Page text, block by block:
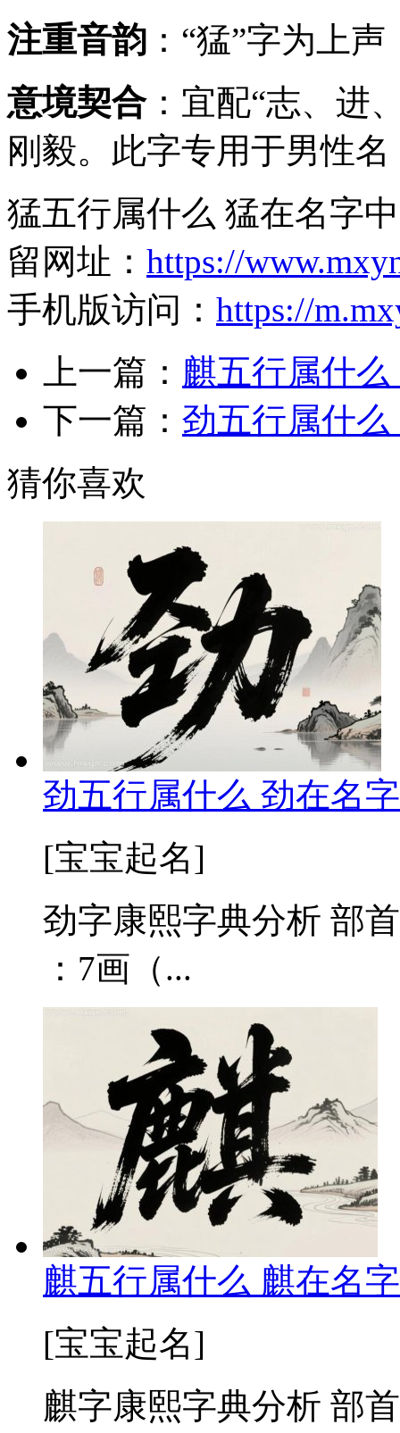
注重音韵 ：“猛”字为上
意境契合：宜配“志、进
刚毅。此字专用于男性
猛五行属什么 猛在名字
留网址： https://
手机版访问： https://
上一篇： 麒五行属什
下一篇： 劲五行属什
猜你喜欢
劲五行属什么 劲在名
[宝宝起名]
劲字康熙字典分析 部
：7画（...
麒五行属什么 麒在名
[宝宝起名]
麒字康熙字典分析 部